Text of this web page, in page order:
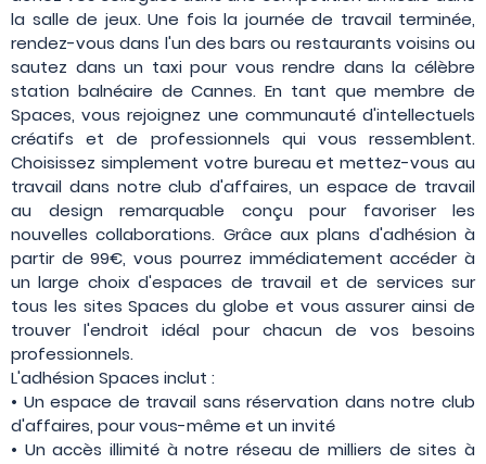
la salle de jeux. Une fois la journée de travail terminée,
rendez-vous dans l'un des bars ou restaurants voisins ou
sautez dans un taxi pour vous rendre dans la célèbre
station balnéaire de Cannes. En tant que membre de
Spaces, vous rejoignez une communauté d'intellectuels
créatifs et de professionnels qui vous ressemblent.
Choisissez simplement votre bureau et mettez-vous au
travail dans notre club d'affaires, un espace de travail
au design remarquable conçu pour favoriser les
nouvelles collaborations. Grâce aux plans d'adhésion à
partir de 99€, vous pourrez immédiatement accéder à
un large choix d'espaces de travail et de services sur
tous les sites Spaces du globe et vous assurer ainsi de
trouver l'endroit idéal pour chacun de vos besoins
professionnels.
L'adhésion Spaces inclut :
• Un espace de travail sans réservation dans notre club
d'affaires, pour vous-même et un invité
• Un accès illimité à notre réseau de milliers de sites à